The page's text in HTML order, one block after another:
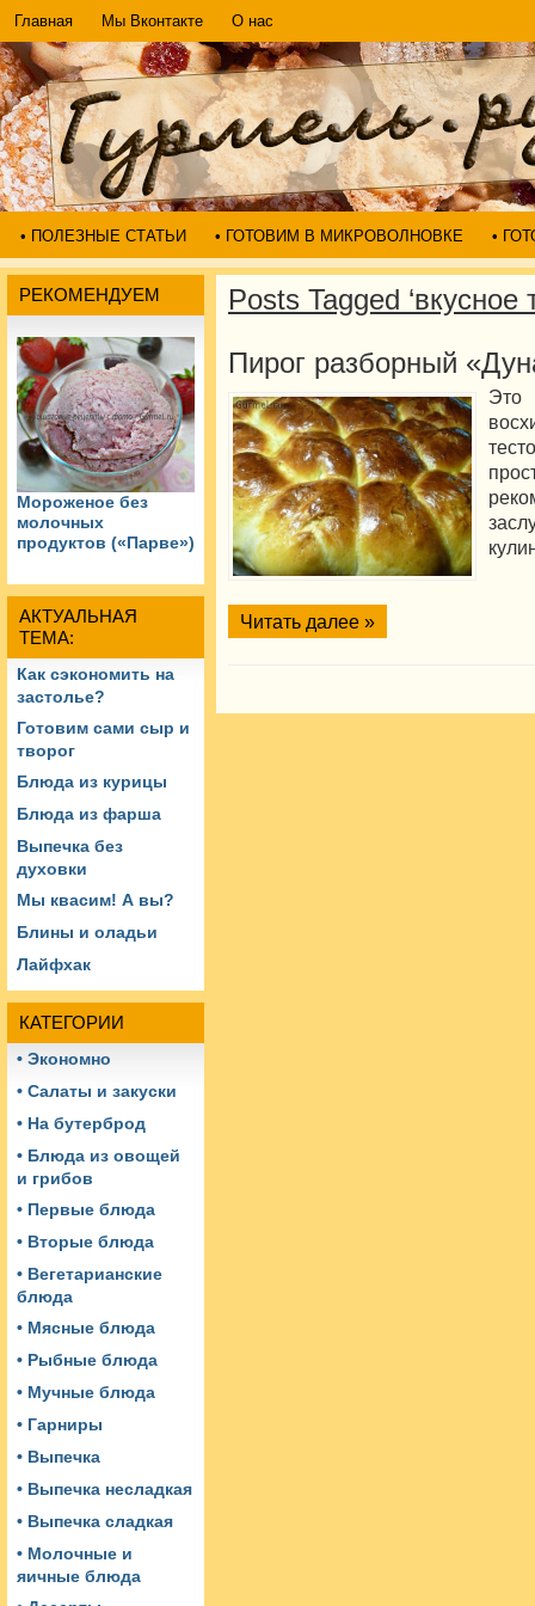
Главная Мы Вконтакте О нас
• ПОЛЕЗНЫЕ СТАТЬИ • ГОТОВИМ В МИКРОВОЛНОВКЕ •
РЕКОМЕНДУЕМ
Мороженое без
молочных
продуктов («Парве»)
АКТУАЛЬНАЯ
ТЕМА:
Как сэкономить на
застолье?
Готовим сами сыр и
творог
Блюда из курицы
Блюда из фарша
Выпечка без
духовки
Мы квасим! А вы?
Блины и оладьи
Лайфхак
КАТЕГОРИИ
• Экономно
• Салаты и закуски
• На бутерброд
• Блюда из овощей
и грибов
• Первые блюда
• Вторые блюда
• Вегетарианские
блюда
• Мясные блюда
• Рыбные блюда
• Мучные блюда
• Гарниры
• Выпечка
• Выпечка несладкая
• Выпечка сладкая
• Молочные и
яичные блюда
Posts Tagged ‘вкусное
Пирог разборный
Читать далее »